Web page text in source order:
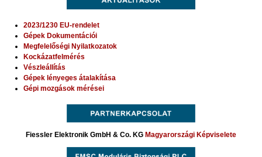
2023/1230 EU-rendelet
Gépek Dokumentációi
Megfelelőségi Nyilatkozatok
Kockázatfelmérés
Vészleállítás
Gépek lényeges átalakítása
Gépi mozgások mérései
Fiessler Elektronik GmbH & Co. KG Magyarországi Képviselete